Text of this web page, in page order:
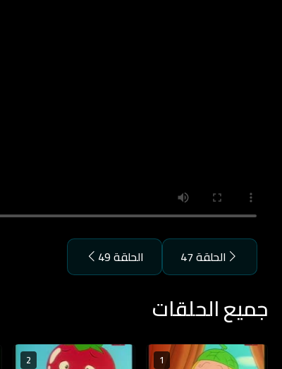
الحلقة 47 الحلقة 49
جميع الحلقات
1
2